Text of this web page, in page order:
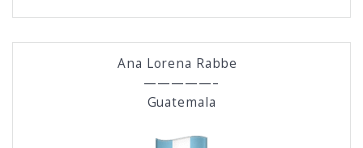
Ana Lorena Rabbe
—————–
Guatemala